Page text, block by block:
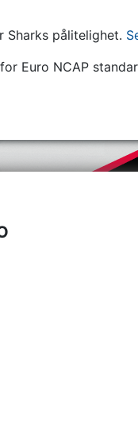
Sharks pålitelighet.
Euro NCAP